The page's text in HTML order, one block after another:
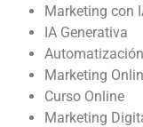
Marketing con
IA Generativa
Marketing
Curso Online
Marketing